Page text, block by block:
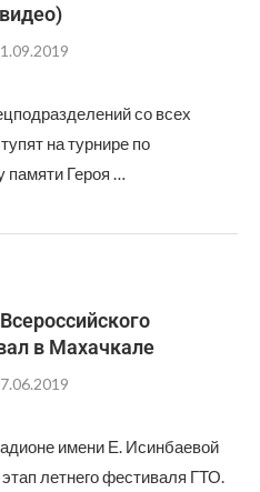
со всех
на турнире по
памяти Героя …
в Махачкале
имени Е. Исинбаевой
летнего фестиваля ГТО.